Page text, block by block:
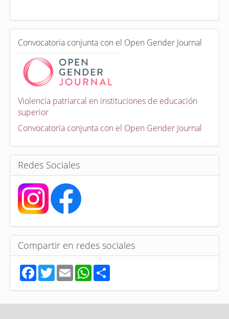
a
e
n
C
o
o
a
t
o
r
a
s
Convocatoria conjunta con el Open Gender Journal
Violencia patriarcal en instituciones de educación
superior
Convocatoria conjunta con el Open Gender Journal
Redes Sociales
Compartir en redes sociales
F
a
c
e
b
T
w
t
t
E
m
a
i
l
W
h
a
t
s
S
h
r
e